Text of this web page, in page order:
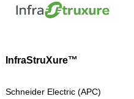
InfraStruXure™
Schneider Electric (APC)